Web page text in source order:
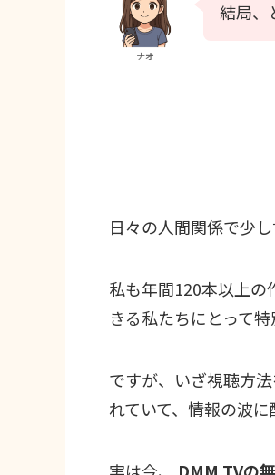
ナオ
結局、
日々の人間関係で少
私も年間120本以上の
きる私たちにとって特
ですが、いざ視聴方
れていて、情報の波に